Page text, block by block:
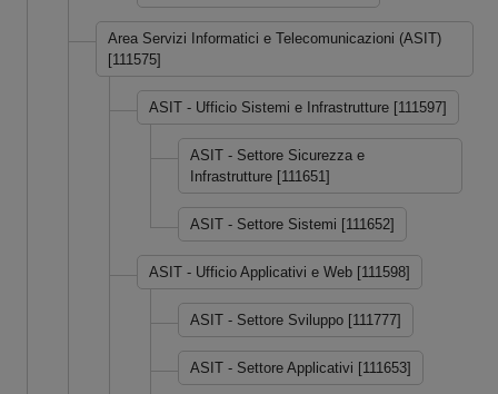
Area Servizi Informatici e Telecomunicazioni (ASIT)
[111575]
ASIT - Ufficio Sistemi e Infrastrutture [111597]
ASIT - Settore Sicurezza e
Infrastrutture [111651]
ASIT - Settore Sistemi [111652]
ASIT - Ufficio Applicativi e Web [111598]
ASIT - Settore Sviluppo [111777]
ASIT - Settore Applicativi [111653]